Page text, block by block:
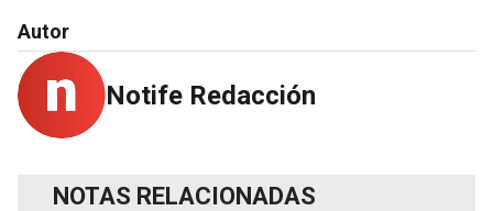
Autor
Notife Redacción
NOTAS RELACIONADAS